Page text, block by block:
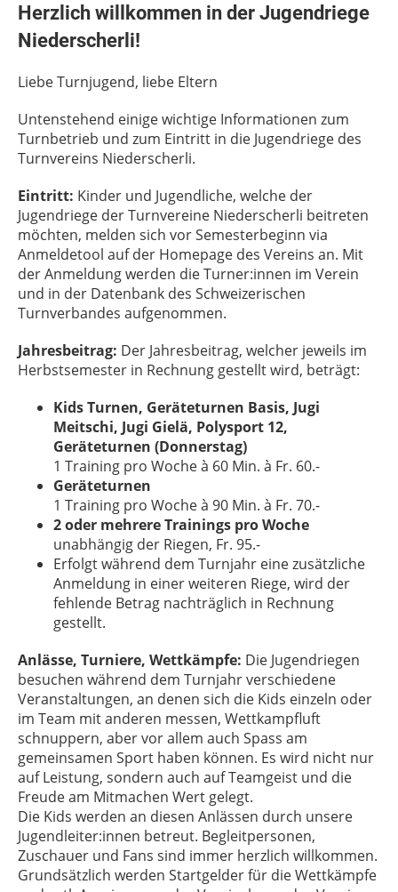
Herzlich willkommen in der Jugendriege
Niederscherli!
Liebe Turnjugend, liebe Eltern
Untenstehend einige wichtige Informationen zum
Turnbetrieb und zum Eintritt in die Jugendriege des
Turnvereins Niederscherli.
Eintritt: Kinder und Jugendliche, welche der
Jugendriege der Turnvereine Niederscherli beitreten
möchten, melden sich vor Semesterbeginn via
Anmeldetool auf der Homepage des Vereins an. Mit
der Anmeldung werden die Turner:innen im Verein
und in der Datenbank des Schweizerischen
Turnverbandes aufgenommen.
Jahresbeitrag: Der Jahresbeitrag, welcher jeweils im
Herbstsemester in Rechnung gestellt wird, beträgt:
Kids Turnen, Geräteturnen Basis, Jugi
Meitschi, Jugi Gielä, Polysport 12,
Geräteturnen (Donnerstag)
1 Training pro Woche à 60 Min. à Fr. 60.-
Geräteturnen
1 Training pro Woche à 90 Min. à Fr. 70.-
2 oder mehrere Trainings pro Woche
unabhängig der Riegen, Fr. 95.-
Erfolgt während dem Turnjahr eine zusätzliche
Anmeldung in einer weiteren Riege, wird der
fehlende Betrag nachträglich in Rechnung
gestellt.
Anlässe, Turniere, Wettkämpfe: Die Jugendriegen
besuchen während dem Turnjahr verschiedene
Veranstaltungen, an denen sich die Kids einzeln oder
im Team mit anderen messen, Wettkampfluft
schnuppern, aber vor allem auch Spass am
gemeinsamen Sport haben können. Es wird nicht nur
auf Leistung, sondern auch auf Teamgeist und die
Freude am Mitmachen Wert gelegt.
Die Kids werden an diesen Anlässen durch unsere
Jugendleiter:innen betreut. Begleitpersonen,
Zuschauer und Fans sind immer herzlich willkommen.
Grundsätzlich werden Startgelder für die Wettkämpfe